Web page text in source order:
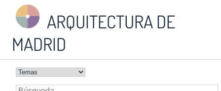
ARQUITECTURA DE
MADRID